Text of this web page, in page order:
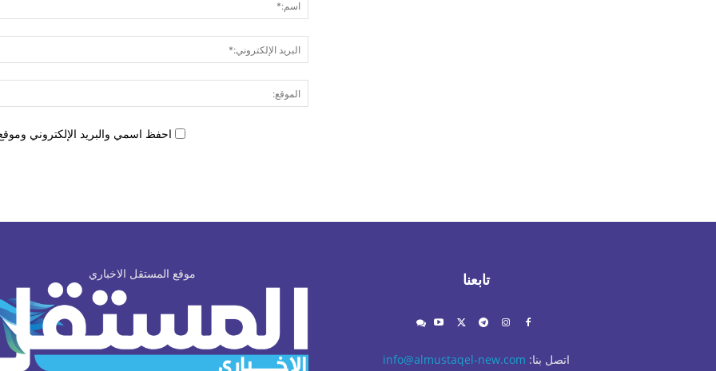
احفظ اسمي والبريد الإلكتروني
موقع المستقل الاخباري تابعنا
اتصل بنا: info@almustaqel-new.com